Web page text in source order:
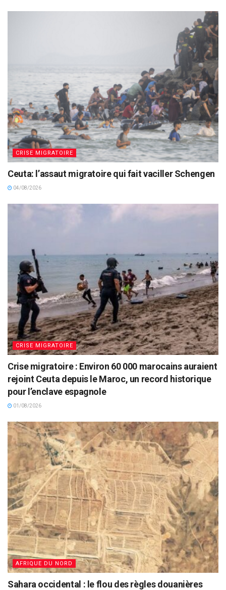
CRISE MIGRATOIRE
Ceuta: l’assaut migratoire qui fait vaciller Schengen
04/08/2026
CRISE MIGRATOIRE
Crise migratoire : Environ 60 000 marocains auraient
rejoint Ceuta depuis le Maroc, un record historique
pour l’enclave espagnole
01/08/2026
AFRIQUE DU NORD
Sahara occidental : le flou des règles douanières